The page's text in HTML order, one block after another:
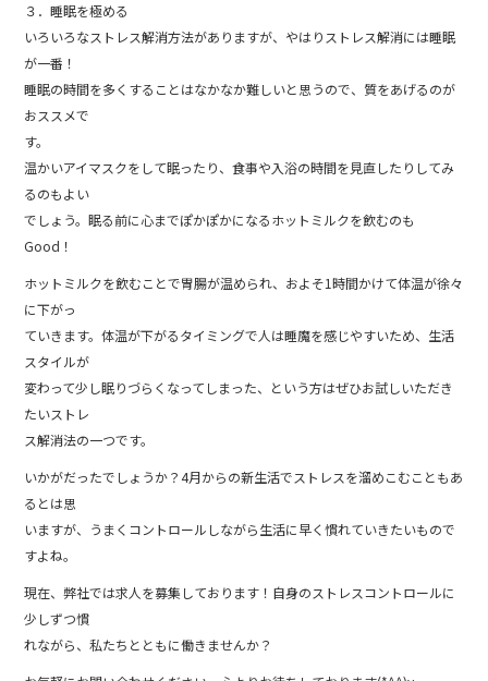
３．睡眠を極める
いろいろなストレス解消方法がありますが、やはりストレス解消には睡眠
が一番！
睡眠の時間を多くすることはなかなか難しいと思うので、質をあげるのが
おススメで
す。
温かいアイマスクをして眠ったり、食事や入浴の時間を見直したりしてみ
るのもよい
でしょう。眠る前に心までぽかぽかになるホットミルクを飲むのも
Good！
ホットミルクを飲むことで胃腸が温められ、およそ1時間かけて体温が徐々
に下がっ
ていきます。体温が下がるタイミングで人は睡魔を感じやすいため、生活
スタイルが
変わって少し眠りづらくなってしまった、という方はぜひお試しいただき
たいストレ
ス解消法の一つです。
いかがだったでしょうか？4月からの新生活でストレスを溜めこむこともあ
るとは思
いますが、うまくコントロールしながら生活に早く慣れていきたいもので
すよね。
現在、弊社では求人を募集しております！自身のストレスコントロールに
少しずつ慣
れながら、私たちとともに働きませんか？